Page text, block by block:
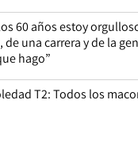
60 años estoy
una carrera y de la
hago”
T2: Todos los